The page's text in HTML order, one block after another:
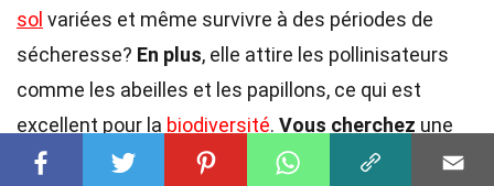
solvariées et même survivre à des périodes de
sécheresse? En plus, elle attire les pollinisateurs
comme les abeilles et les papillons, ce qui est
excellent pour labiodiversité.Vous cherchezune
plante facile à entretenir? Le Mazus pourrait bien